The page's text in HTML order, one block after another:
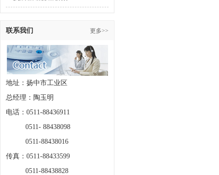
联系我们 更多>>
地址：扬中市工业区
总经理：陶玉明
电话：0511-88436911
0511- 88438098
0511-88438016
传真：0511-88433599
0511-88438828